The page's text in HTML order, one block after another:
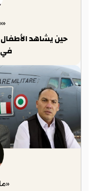
حين يشاهد الأطفال
في